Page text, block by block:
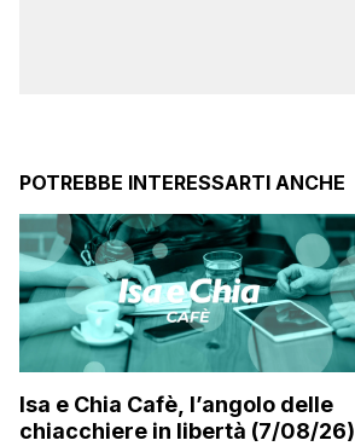
POTREBBE INTERESSARTI ANCHE
Isa e Chia Cafè, l’angolo delle
chiacchiere in libertà (7/08/26)